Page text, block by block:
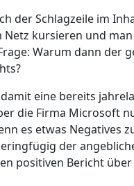
der Schlagzeile im
kursieren und
Warum dann der
eine bereits
die Firma Microsoft
es etwas Negatives
der
positiven Bericht